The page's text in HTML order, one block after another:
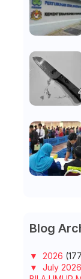
Blog
▼ 2026
▼ July 2026